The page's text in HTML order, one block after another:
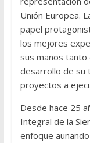
Unión Europea.
papel
los mejores
sus manos
desarrollo de su
proyectos a
Desde hace 25
Integral de la
enfoque